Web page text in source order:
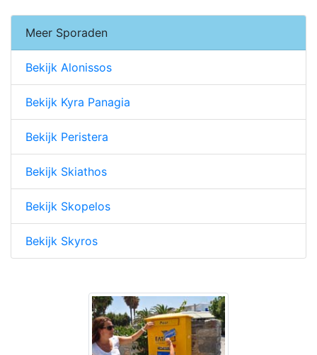
Meer Sporaden
Bekijk Alonissos
Bekijk Kyra Panagia
Bekijk Peristera
Bekijk Skiathos
Bekijk Skopelos
Bekijk Skyros